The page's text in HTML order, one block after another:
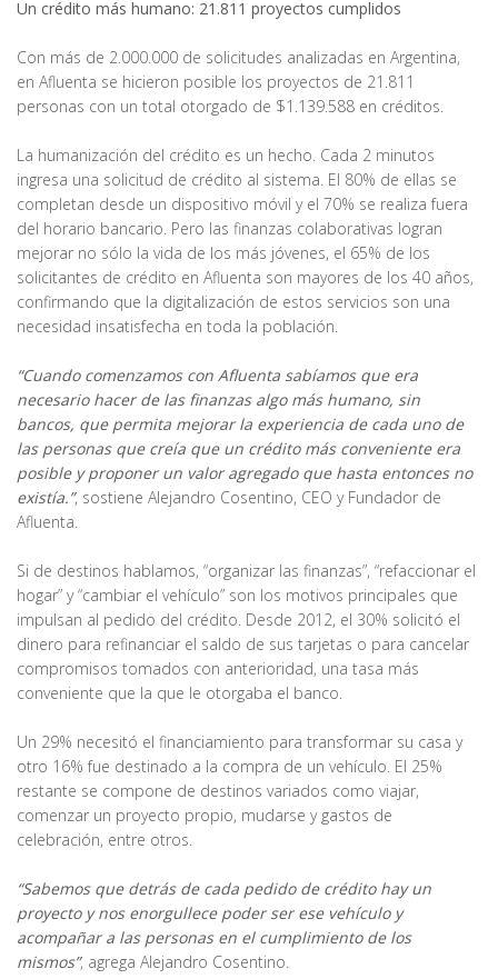
Un crédito más humano: 21.811 proyectos cumplidos
Con más de 2.000.000 de solicitudes analizadas en Argentina,
en Afluenta se hicieron posible los proyectos de 21.811
personas con un total otorgado de $1.139.588 en créditos.
La humanización del crédito es un hecho. Cada 2 minutos
ingresa una solicitud de crédito al sistema. El 80% de ellas se
completan desde un dispositivo móvil y el 70% se realiza fuera
del horario bancario. Pero las finanzas colaborativas logran
mejorar no sólo la vida de los más jóvenes, el 65% de los
solicitantes de crédito en Afluenta son mayores de los 40 años,
confirmando que la digitalización de estos servicios son una
necesidad insatisfecha en toda la población.
“Cuando comenzamos con Afluenta sabíamos que era
necesario hacer de las finanzas algo más humano, sin
bancos, que permita mejorar la experiencia de cada uno de
las personas que creía que un crédito más conveniente era
posible y proponer un valor agregado que hasta entonces no
existía.”, sostiene Alejandro Cosentino, CEO y Fundador de
Afluenta.
Si de destinos hablamos, “organizar las finanzas”, “refaccionar el
hogar” y “cambiar el vehículo” son los motivos principales que
impulsan al pedido del crédito. Desde 2012, el 30% solicitó el
dinero para refinanciar el saldo de sus tarjetas o para cancelar
compromisos tomados con anterioridad, una tasa más
conveniente que la que le otorgaba el banco.
Un 29% necesitó el financiamiento para transformar su casa y
otro 16% fue destinado a la compra de un vehículo. El 25%
restante se compone de destinos variados como viajar,
comenzar un proyecto propio, mudarse y gastos de
celebración, entre otros.
“Sabemos que detrás de cada pedido de crédito hay un
proyecto y nos enorgullece poder ser ese vehículo y
acompañar a las personas en el cumplimiento de los
mismos”, agrega Alejandro Cosentino.